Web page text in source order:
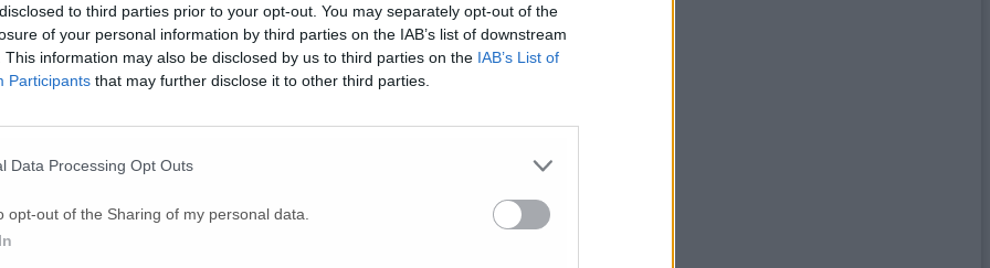
to third parties prior to your opt-out. You may separately opt-out of the
of your personal information by third parties on the IAB’s list of downstream
This information may also be disclosed by us to third parties on the IAB’s List of
Participants that may further disclose it to other third parties.
Data Processing Opt Outs
opt-out of the Sharing of my personal data.